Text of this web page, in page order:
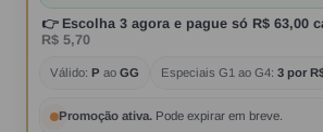
👉 Escolha 3 agora e pague só R$ 63,00
R$ 5,70
Válido: P ao GG Especiais G1 ao G4: 3 por
Promoção ativa. Pode expirar em breve.